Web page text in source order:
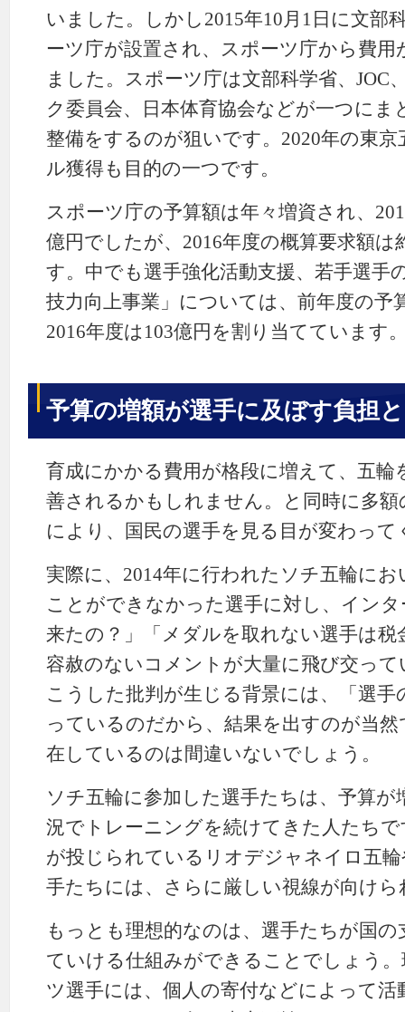
いました。しかし2015年10月1日に文部
ーツ庁が設置され、スポーツ庁から費
ました。スポーツ庁は文部科学省、JOC
ク委員会、日本体育協会などが一つにま
整備をするのが狙いです。2020年の東
ル獲得も目的の一つです。
スポーツ庁の予算額は年々増資され、
億円でしたが、2016年度の概算要求額は
す。中でも選手強化活動支援、若手選手
技力向上事業」については、前年度の予
2016年度は103億円を割り当てています
予算の増額が選手に及ぼす負担
育成にかかる費用が格段に増えて、五輪
善されるかもしれません。と同時に多
により、国民の選手を見る目が変わっ
実際に、2014年に行われたソチ五輪に
ことができなかった選手に対し、イン
来たの？」「メダルを取れない選手は
容赦のないコメントが大量に飛び交っ
こうした批判が生じる背景には、「選
っているのだから、結果を出すのが当
在しているのは間違いないでしょう。
ソチ五輪に参加した選手たちは、予算
況でトレーニングを続けてきた人たち
が投じられているリオデジャネイロ五
手たちには、さらに厳しい視線が向け
もっとも理想的なのは、選手たちが国
ていける仕組みができることでしょう
ツ選手には、個人の寄付などによって